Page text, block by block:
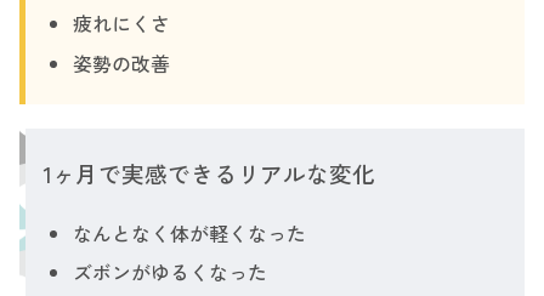
疲れにくさ
姿勢の改善
1ヶ月で実感できるリアルな変化
なんとなく体が軽くなった
ズボンがゆるくなった